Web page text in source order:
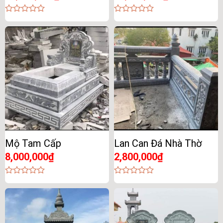
0
out
of
5
0
out
of
5
Mộ Tam Cấp
8,000,000₫
0
out
of
Lan Can Đá Nhà Thờ
2,800,000₫
0
5